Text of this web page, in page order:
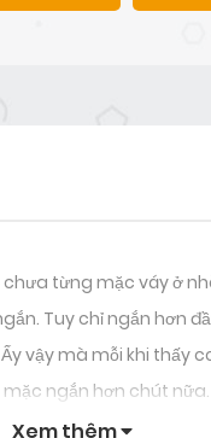
từng mặc váy ở
Tuy chỉ ngắn hơn
vậy mà mỗi khi thấy
ngắn hơn chút
Xem thêm